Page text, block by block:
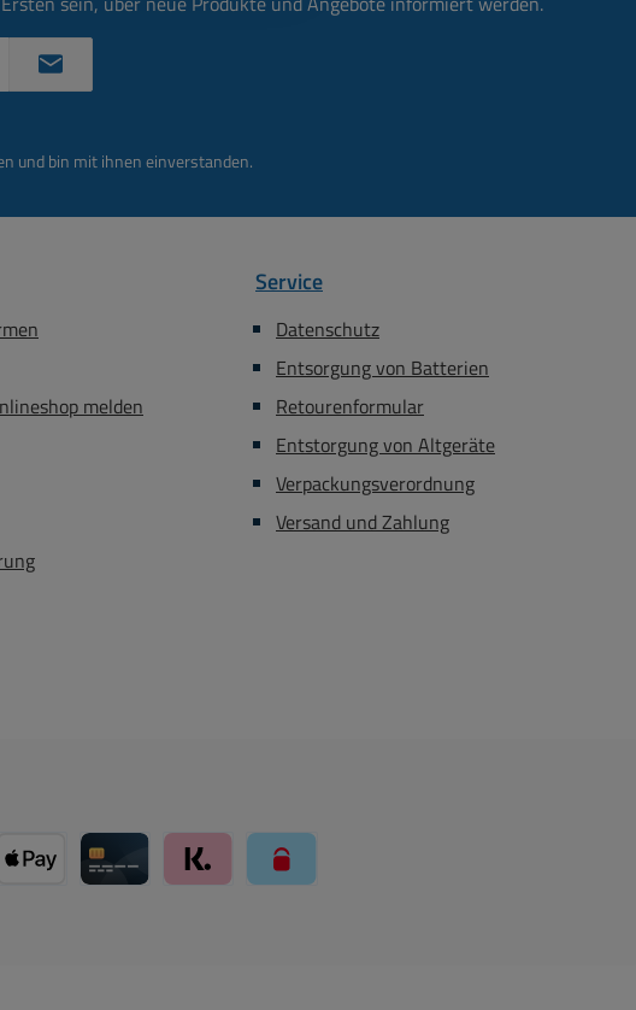
und bin mit ihnen einverstanden.
melden
Service
Datenschutz
Entsorgung von Batterien
Retourenformular
Entstorgung von Altgeräte
Verpackungsverordnung
Versand und Zahlung